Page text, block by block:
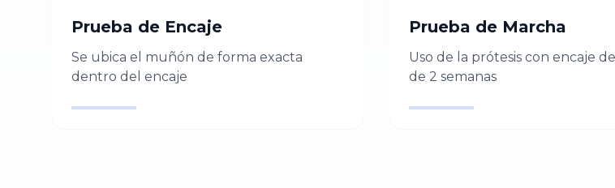
Prueba de Encaje
Se ubica el muñón de forma exacta
dentro del encaje
Prueba de Marcha
Uso de la prótesis con encaje
de 2 semanas